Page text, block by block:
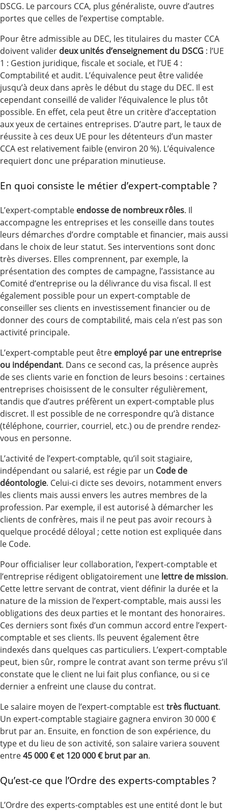
DSCG. Le parcours CCA, plus généraliste, ouvre d’autres
portes que celles de l’expertise comptable.
Pour être admissible au DEC, les titulaires du master CCA
doivent valider deux unités d’enseignement du DSCG : l’UE
1 : Gestion juridique, fiscale et sociale, et l’UE 4 :
Comptabilité et audit. L’équivalence peut être validée
jusqu’à deux dans après le début du stage du DEC. Il est
cependant conseillé de valider l’équivalence le plus tôt
possible. En effet, cela peut être un critère d’acceptation
aux yeux de certaines entreprises. D’autre part, le taux de
réussite à ces deux UE pour les détenteurs d’un master
CCA est relativement faible (environ 20 %). L’équivalence
requiert donc une préparation minutieuse.
En quoi consiste le métier d’expert-comptable ?
L’expert-comptable endosse de nombreux rôles. Il
accompagne les entreprises et les conseille dans toutes
leurs démarches d’ordre comptable et financier, mais aussi
dans le choix de leur statut. Ses interventions sont donc
très diverses. Elles comprennent, par exemple, la
présentation des comptes de campagne, l’assistance au
Comité d’entreprise ou la délivrance du visa fiscal. Il est
également possible pour un expert-comptable de
conseiller ses clients en investissement financier ou de
donner des cours de comptabilité, mais cela n’est pas son
activité principale.
L’expert-comptable peut être employé par une entreprise
ou indépendant. Dans ce second cas, la présence auprès
de ses clients varie en fonction de leurs besoins : certaines
entreprises choisissent de le consulter régulièrement,
tandis que d’autres préfèrent un expert-comptable plus
discret. Il est possible de ne correspondre qu’à distance
(téléphone, courrier, courriel, etc.) ou de prendre rendez-
vous en personne.
L’activité de l’expert-comptable, qu’il soit stagiaire,
indépendant ou salarié, est régie par un Code de
déontologie. Celui-ci dicte ses devoirs, notamment envers
les clients mais aussi envers les autres membres de la
profession. Par exemple, il est autorisé à démarcher les
clients de confrères, mais il ne peut pas avoir recours à
quelque procédé déloyal ; cette notion est expliquée dans
le Code.
Pour officialiser leur collaboration, l’expert-comptable et
l’entreprise rédigent obligatoirement une lettre de mission.
Cette lettre servant de contrat, vient définir la durée et la
nature de la mission de l’expert-comptable, mais aussi les
obligations des deux parties et le montant des honoraires.
Ces derniers sont fixés d’un commun accord entre l’expert-
comptable et ses clients. Ils peuvent également être
indexés dans quelques cas particuliers. L’expert-comptable
peut, bien sûr, rompre le contrat avant son terme prévu s’il
constate que le client ne lui fait plus confiance, ou si ce
dernier a enfreint une clause du contrat.
Le salaire moyen de l’expert-comptable esttrès fluctuant.
Un expert-comptable stagiaire gagnera environ 30 000 €
brut par an. Ensuite, en fonction de son expérience, du
type et du lieu de son activité, son salaire variera souvent
entre45 000 € et 120 000 € brut par an.
Qu’est-ce que l’Ordre des experts-comptables ?
L’Ordre des experts-comptables est une entité dont le but